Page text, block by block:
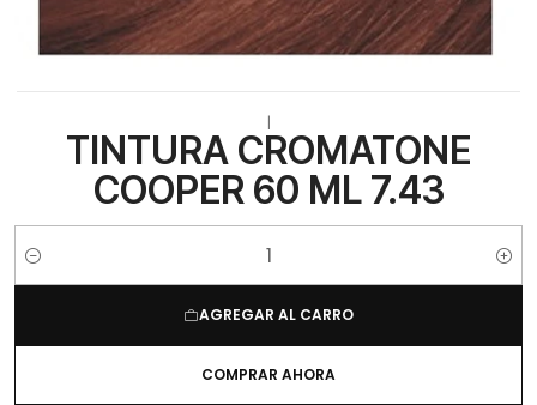
TINTURA CROMATONE
COOPER 60 ML 7.43
Cantidad
AGREGAR AL CARRO
COMPRAR AHORA